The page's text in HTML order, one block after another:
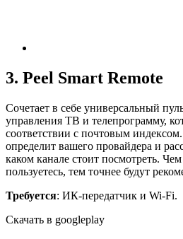
3. Peel Smart Remote
Сочетает в себе универсальный
управления ТВ и телепрограмму,
соответствии с почтовым
определит вашего провайдера и
каком канале стоит посмотреть.
пользуетесь, тем точнее будут
Требуется: ИК-передатчик и Wi-Fi.
Скачать в googleplay